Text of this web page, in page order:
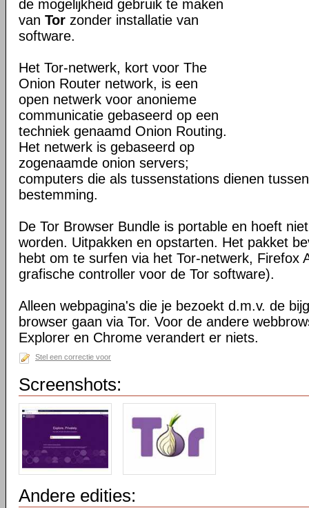
de mogelijkheid gebruik te maken
van Tor zonder installatie van
software.
Het Tor-netwerk, kort voor The
Onion Router network, is een
open netwerk voor anonieme
communicatie gebaseerd op een
techniek genaamd Onion Routing.
Het netwerk is gebaseerd op
zogenaamde onion servers;
computers die als tussenstations dienen
bestemming.
De Tor Browser Bundle is portable en hoeft
worden. Uitpakken en opstarten. Het pakket
hebt om te surfen via het Tor-netwerk, Firefox
grafische controller voor de Tor software).
Alleen webpagina's die je bezoekt d.m.v. de
browser gaan via Tor. Voor de andere
Explorer en Chrome verandert er niets.
Stel een correctie voor
Screenshots:
Andere edities: